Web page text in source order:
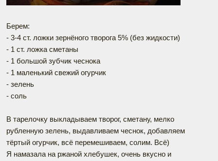
Берем:
- 3-4 ст. ложки зернёного творога 5% (без жидкости)
- 1 ст. ложка сметаны
- 1 большой зубчик чеснока
- 1 маленький свежий огурчик
- зелень
- соль
В тарелочку выкладываем творог, сметану, мелко
рубленную зелень, выдавливаем чеснок, добавляем
тёртый огурчик, всё перемешиваем, солим. Всё)
Я намазала на ржаной хлебушек, очень вкусно и